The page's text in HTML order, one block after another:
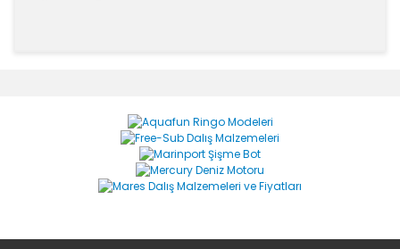
Yorum Yaz
Ürün resmi kalitesiz, bozuk veya görüntülenemiyor.
Ürün açıklamasında eksik bilgiler bulunuyor.
Ürün bilgilerinde hatalar bulunuyor.